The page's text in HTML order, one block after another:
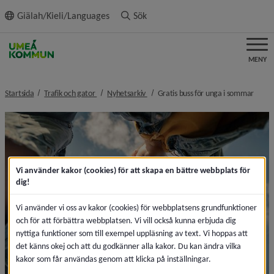
innehållet
Giälah/Kieli/Languages Sök
MENY
Startsida Trafik och gator nivå i brödsmulenavigeringen
Nyhetsarkiv nivå i brödsmulenavigeringen
Gratis buss för unga i sommarnivå i
Vi använder kakor (cookies) för att skapa en bättre webbplats för
dig!
Vi använder vi oss av kakor (cookies) för webbplatsens grundfunktioner
och för att förbättra webbplatsen. Vi vill också kunna erbjuda dig
nyttiga funktioner som till exempel uppläsning av text. Vi hoppas att
det känns okej och att du godkänner alla kakor. Du kan ändra vilka
kakor som får användas genom att klicka på inställningar.